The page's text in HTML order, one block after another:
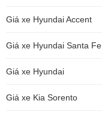
Giá xe Hyundai Accent
Giá xe Hyundai Santa Fe
Giá xe Hyundai
Giá xe Kia Sorento